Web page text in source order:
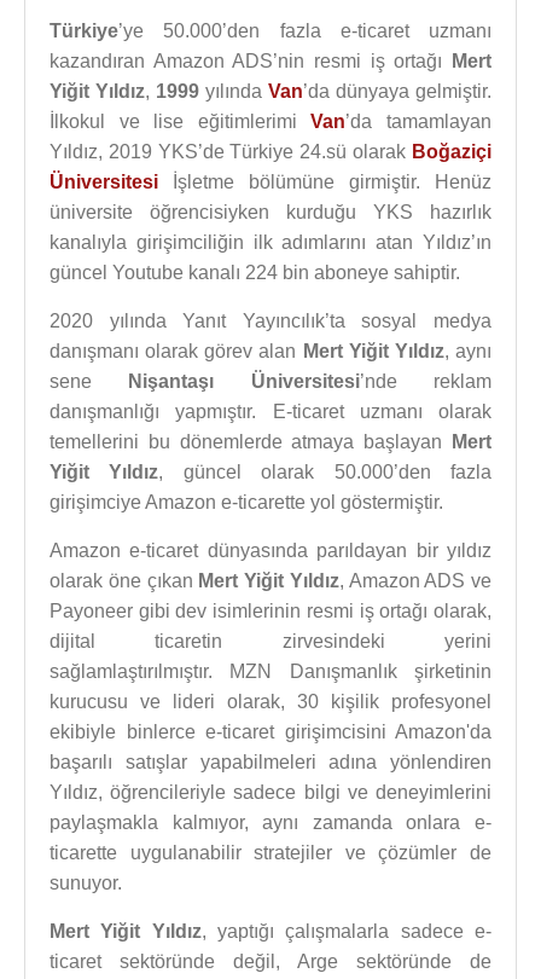
Türkiye’ye 50.000’den fazla e-ticaret uzmanı
kazandıran Amazon ADS’nin resmi iş ortağı
Mert
Yiğit Yıldız, 1999 yılında Van’da dünyaya gelmiştir.
İlkokul ve lise eğitimlerimiVan’da tamamlayan
Yıldız, 2019 YKS’de Türkiye 24.sü olarak Boğaziçi
Üniversitesi İşletme bölümüne girmiştir. Henüz
üniversite öğrencisiyken kurduğu YKS hazırlık
kanalıyla girişimciliğin ilk adımlarını atan Yıldız’ın
güncel Youtube kanalı 224 bin aboneye sahiptir.
2020 yılında Yanıt Yayıncılık’ta sosyal medya
danışmanı olarak görev alan Mert Yiğit Yıldız, aynı
sene
Nişantaşı Üniversitesi’nde reklam
danışmanlığı yapmıştır. E-ticaret uzmanı olarak
temellerini bu dönemlerde atmaya başlayan
Mert
Yiğit Yıldız, güncel olarak 50.000’den fazla
girişimciye Amazon e-ticarette yol göstermiştir.
Amazon e-ticaret dünyasında parıldayan bir yıldız
olarak öne çıkan Mert Yiğit Yıldız, Amazon ADS ve
Payoneer gibi dev isimlerinin resmi iş ortağı olarak,
dijital ticaretin zirvesindeki yerini
sağlamlaştırılmıştır. MZN Danışmanlık şirketinin
kurucusu ve lideri olarak, 30 kişilik profesyonel
ekibiyle binlerce e-ticaret girişimcisini Amazon'da
başarılı satışlar yapabilmeleri adına yönlendiren
Yıldız, öğrencileriyle sadece bilgi ve deneyimlerini
paylaşmakla kalmıyor, aynı zamanda onlara e-
ticarette uygulanabilir stratejiler ve çözümler de
sunuyor.
Mert Yiğit Yıldız, yaptığı çalışmalarla sadece e-
ticaret sektöründe değil, Arge sektöründe de